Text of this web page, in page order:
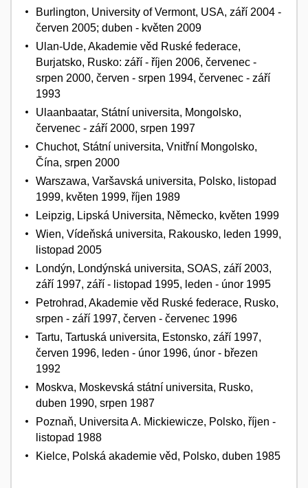
Burlington, University of Vermont, USA, září 2004 -
červen 2005; duben - květen 2009
Ulan-Ude, Akademie věd Ruské federace,
Burjatsko, Rusko: září - říjen 2006, červenec -
srpen 2000, červen - srpen 1994, červenec - září
1993
Ulaanbaatar, Státní universita, Mongolsko,
červenec - září 2000, srpen 1997
Chuchot, Státní universita, Vnitřní Mongolsko,
Čína, srpen 2000
Warszawa, Varšavská universita, Polsko, listopad
1999, květen 1999, říjen 1989
Leipzig, Lipská Universita, Německo, květen 1999
Wien, Vídeňská universita, Rakousko, leden 1999,
listopad 2005
Londýn, Londýnská universita, SOAS, září 2003,
září 1997, září - listopad 1995, leden - únor 1995
Petrohrad, Akademie věd Ruské federace, Rusko,
srpen - září 1997, červen - červenec 1996
Tartu, Tartuská universita, Estonsko, září 1997,
červen 1996, leden - únor 1996, únor - březen
1992
Moskva, Moskevská státní universita, Rusko,
duben 1990, srpen 1987
Poznaň, Universita A. Mickiewicze, Polsko, říjen -
listopad 1988
Kielce, Polská akademie věd, Polsko, duben 1985